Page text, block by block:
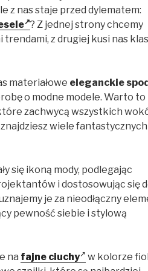
z nas staje przed dylematem:
? Z jednej strony chcemy
z drugiej kusi nas
materiałowe eleganckie
o modne modele. Warto to
zachwycą wszystkich
wiele fantastycznych
się ikoną mody, podlegając
i dostosowując się
je za nieodłączny
pewność siebie i stylową
na fajne ciuchy
w kolorze